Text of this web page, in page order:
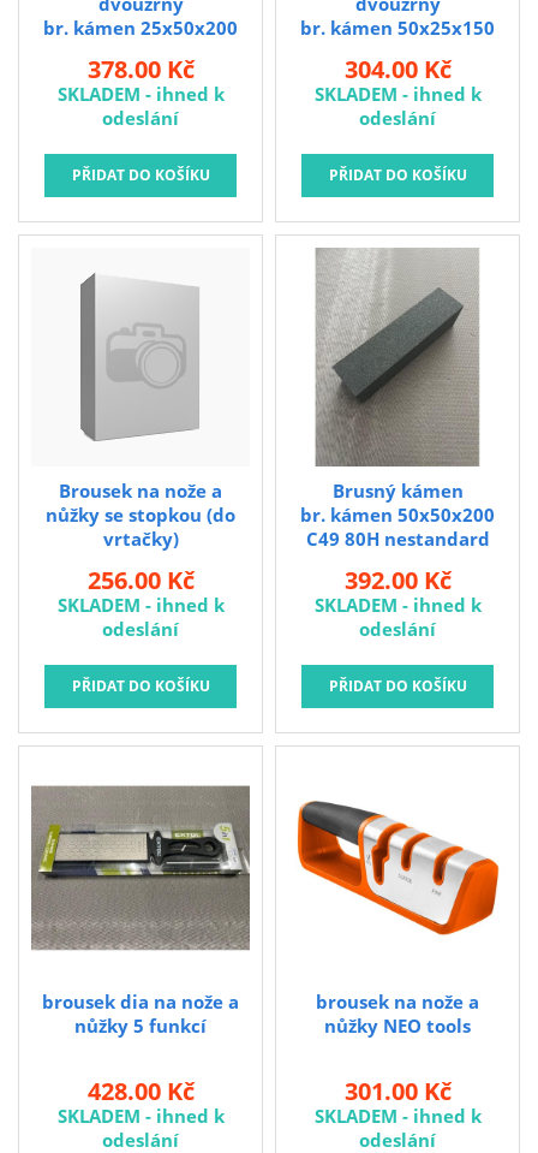
br. kámen 25x50x200
Organizér do chladničky
36 x 10,5 x 10 cm, PH
TRA. rozměry: 36 x 10,5 x
10 cm materiál: plast PS
barva: transparentní
Plastová nádoba je určená
pro široké použití v
uchovávání potravin v
lednici. Usnadní třídění
různých druhů potravin,
ovoce a zeleniny.
378.00 Kč
SKLADEM - ihned k
odeslání
br. kámen 50x25x150
304.00 Kč
SKLADEM - ihned k
odeslání
57/29/24x8/6x7 96A
100L
Brousek na nože a
nůžky se stopkou (do
vrtačky)
256.00 Kč
SKLADEM - ihned k
odeslání
br. kámen 50x50x200
C49 80H nestandard
Brusný kámen
392.00 Kč
SKLADEM - ihned k
odeslání
brousek dia na nože a
nůžky 5 funkcí
428.00 Kč
SKLADEM - ihned k
odeslání
brousek na nože a
nůžky NEO tools
301.00 Kč
SKLADEM - ihned k
odeslání